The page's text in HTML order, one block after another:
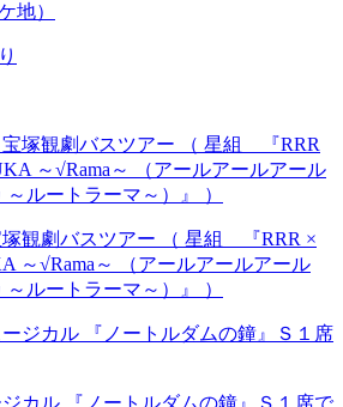
地）
塚観劇バスツアー （ 星組 『RRR ×
～√Rama～ （アールアールアール
ルートラーマ～）』 ）